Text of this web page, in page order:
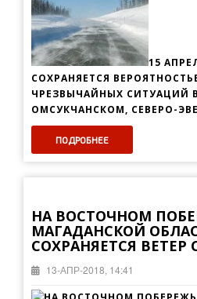
15
СОХРАНЯЕТСЯ
ЧРЕЗВЫЧАЙНЫХ СИТУАЦИЙ
ОМСУКЧАНСКОМ, СЕВЕРО-
ПОДРОБНЕЕ
НА ВОСТОЧНОМ
МАГАДАНСКОЙ
СОХРАНЯЕТСЯ
13-АПР-2018, 14:41